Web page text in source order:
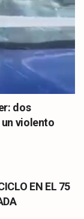
dos
violento
EN EL 75